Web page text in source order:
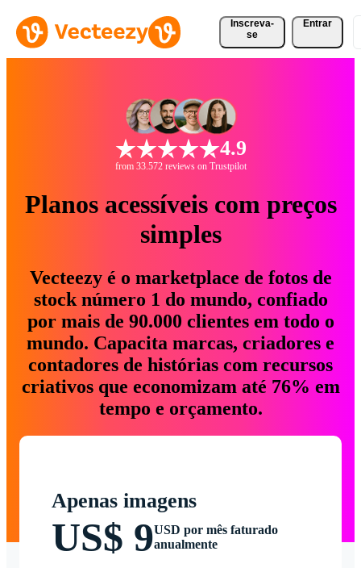
Inscreva-
se
Entrar
4.9
from 33.572 reviews on Trustpilot
Planos acessíveis com preços
simples
Vecteezy é o marketplace de fotos de
stock número 1 do mundo, confiado
por mais de 90.000 clientes em todo o
mundo. Capacita marcas, criadores e
contadores de histórias com recursos
criativos que economizam até 76% em
tempo e orçamento.
Apenas imagens
US$ 9USD por mês faturado
anualmente